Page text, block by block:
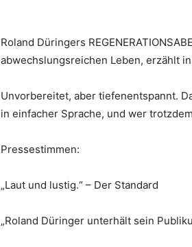
Roland Düringers
abwechslungsreichen Leben, erzählt
Unvorbereitet, aber tiefenentspannt.
in einfacher Sprache, und wer
Pressestimmen:
„Laut und lustig.“ – Der Standard
„Roland Düringer unterhält sein